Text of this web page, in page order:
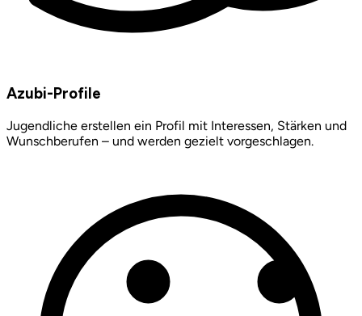
Azubi-Profile
Jugendliche erstellen ein Profil mit Interessen, Stärken und
Wunschberufen – und werden gezielt vorgeschlagen.